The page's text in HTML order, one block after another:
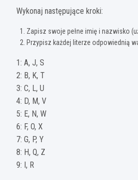
Wykonaj następujące kroki:
Zapisz swoje pełne imię i nazwisko
Przypisz każdej literze odpowiednią
1: A, J, S
2: B, K, T
3: C, L, U
4: D, M, V
5: E, N, W
6: F, O, X
7: G, P, Y
8: H, Q, Z
9: I, R